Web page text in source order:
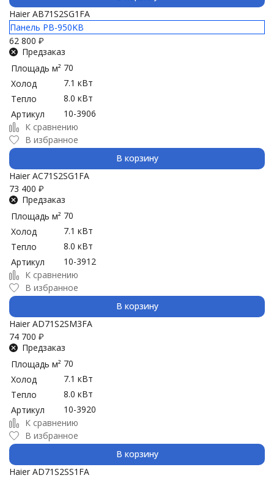
Haier AB71S2SG1FA
Панель PB-950KB
62 800 ₽
Предзаказ
Площадь м² 70
Холод
7.1 кВт
Тепло
8.0 кВт
Артикул
10-3906
К сравнению
В избранное
В корзину
Haier AC71S2SG1FA
73 400 ₽
Предзаказ
Площадь м² 70
Холод
7.1 кВт
Тепло
8.0 кВт
Артикул
10-3912
К сравнению
В избранное
В корзину
Haier AD71S2SM3FA
74 700 ₽
Предзаказ
Площадь м² 70
Холод
7.1 кВт
Тепло
8.0 кВт
Артикул
10-3920
К сравнению
В избранное
В корзину
Haier AD71S2SS1FA